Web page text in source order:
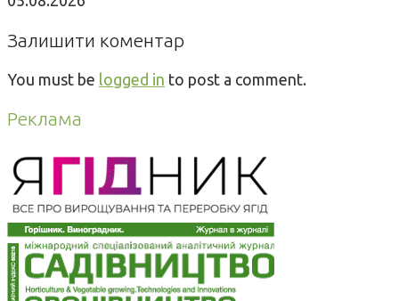
Залишити коментар
You must be logged in to post a comment.
Реклама